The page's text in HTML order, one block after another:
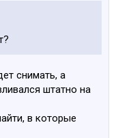
снимать, а
штатно на
в которые